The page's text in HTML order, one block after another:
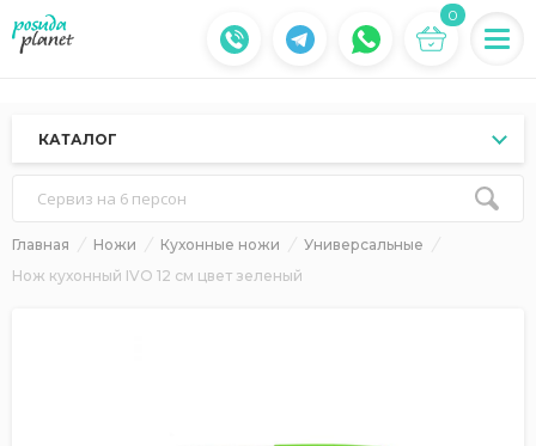
0
КАТАЛОГ
Сервиз на 6 персон
Главная Ножи Кухонные ножи
Универсальные
Нож кухонный IVO 12 см цвет зеленый